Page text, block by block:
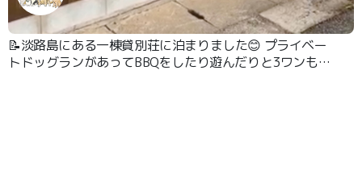
📝淡路島にある一棟貸別荘に泊まりました😊 プライベー
トドッグランがあってBBQをしたり遊んだりと3ワンも大